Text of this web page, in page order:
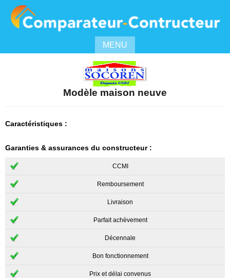
MENU
Modèle maison neuve
Caractéristiques :
Garanties & assurances du constructeur :
CCMI
Remboursement
Livraison
Parfait achèvement
Décennale
Bon fonctionnement
Prix et délai convenus